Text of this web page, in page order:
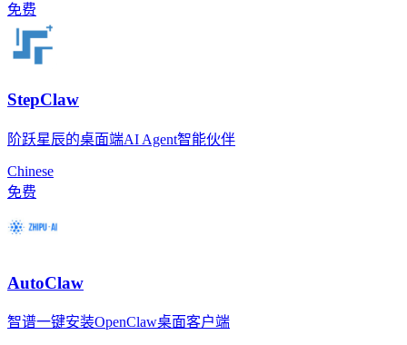
免费
StepClaw
阶跃星辰的桌面端AI Agent智能伙伴
Chinese
免费
AutoClaw
智谱一键安装OpenClaw桌面客户端